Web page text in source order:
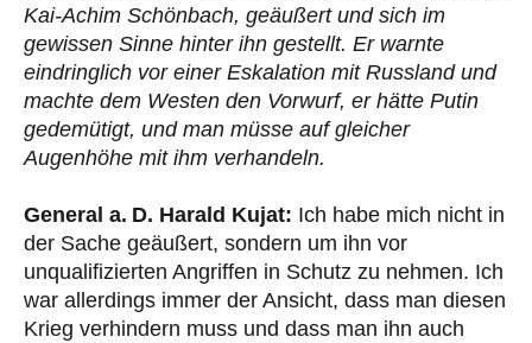
Kai-Achim Schönbach, geäußert und sich im
gewissen Sinne hinter ihn gestellt. Er warnte
eindringlich vor einer Eskalation mit Russland und
machte dem Westen den Vorwurf, er hätte Putin
gedemütigt, und man müsse auf gleicher
Augenhöhe mit ihm verhandeln.
General a. D. Harald Kujat: Ich habe mich nicht in
der Sache geäußert, sondern um ihn vor
unqualifizierten Angriffen in Schutz zu nehmen. Ich
war allerdings immer der Ansicht, dass man diesen
Krieg verhindern muss und dass man ihn auch